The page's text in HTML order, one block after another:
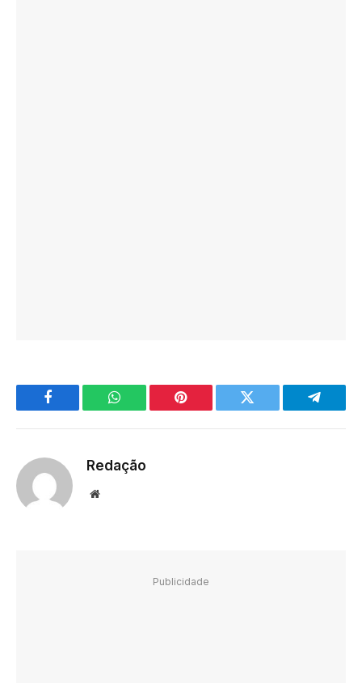
Facebook WhatsApp Pinterest Twitter
Redação
Website
Publicidade